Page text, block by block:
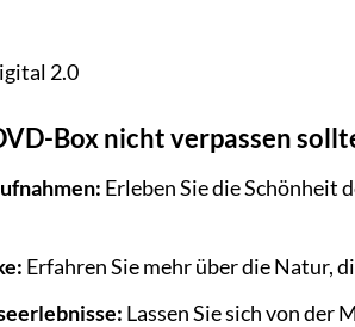
2.0
Box nicht verpassen
Erleben Sie die Schönheit
Erfahren Sie mehr über die Natur,
Lassen Sie sich von der